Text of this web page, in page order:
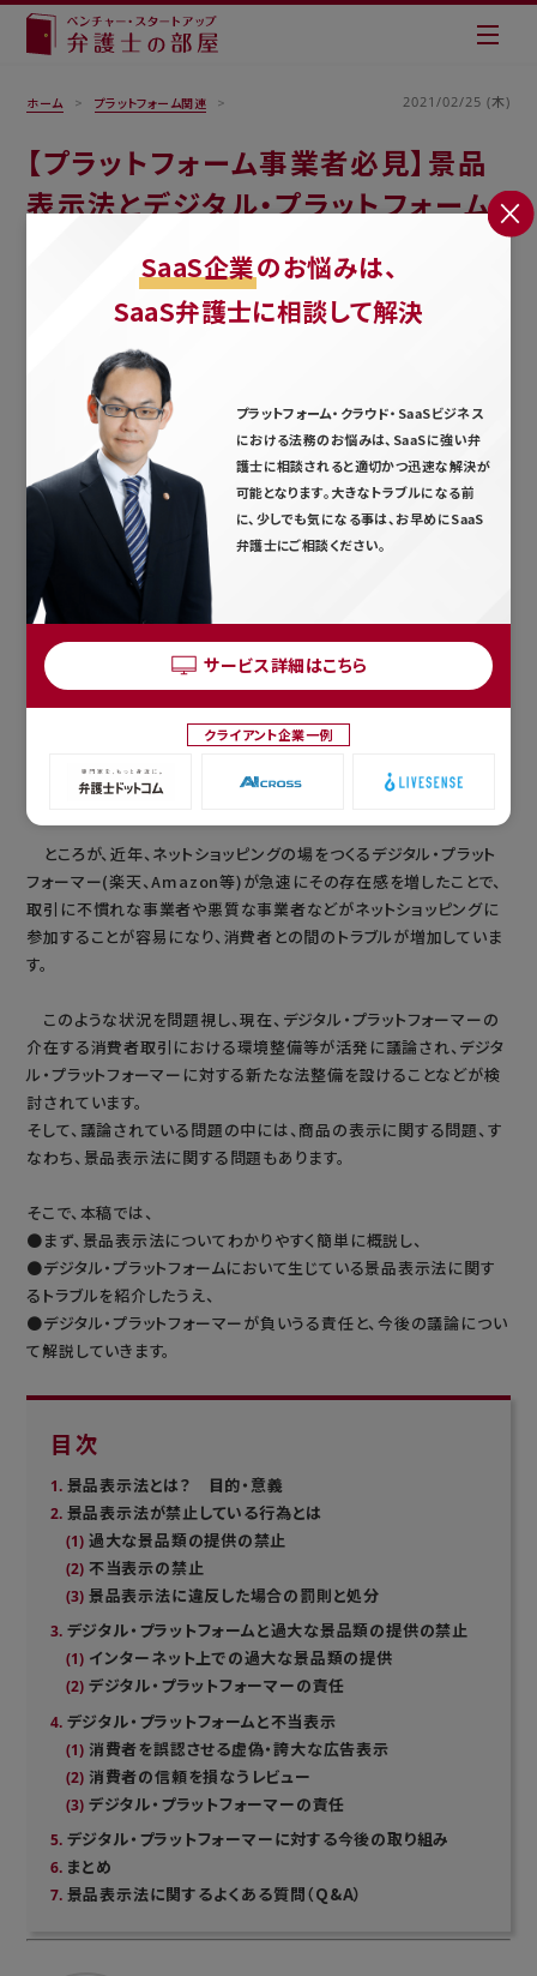
ホーム プラットフォーム関連 2021/02/25 (木)
【プラットフォーム事業者必見】景品
表示法とデジタル・プラットフォーム
従来から、ネット通販、ネットショッピングは、画面上の指示に従っ
てクリックするだけで契約が成立する等、商品選択や注文などをする
うえで消費者が誤認をしやすいという特徴が指摘されていました。そ
のため、公正取引委員会は、これまで、ネットショッピングの表示につ
いてのガイドラインを公表するなど、消費者にとって必要な情報を正
確かつ明瞭に伝えるための活動をしてきました。
ところが、近年、ネットショッピングの場をつくるデジタル・プラット
フォーマー(楽天、Amazon等)が急速にその存在感を増したことで、
取引に不慣れな事業者や悪質な事業者などがネットショッピングに
参加することが容易になり、消費者との間のトラブルが増加していま
す。
このような状況を問題視し、現在、デジタル・プラットフォーマーの
介在する消費者取引における環境整備等が活発に議論され、デジタ
ル・プラットフォーマーに対する新たな法整備を設けることなどが検
討されています。
そして、議論されている問題の中には、商品の表示に関する問題、す
なわち、景品表示法に関する問題もあります。
そこで、本稿では、
●まず、景品表示法についてわかりやすく簡単に概説し、
●デジタル・プラットフォームにおいて生じている景品表示法に関す
るトラブルを紹介したうえ、
●デジタル・プラットフォーマーが負いうる責任と、今後の議論につい
て解説していきます。
目次
景品表示法とは？ 目的・意義
景品表示法が禁止している行為とは
過大な景品類の提供の禁止
不当表示の禁止
景品表示法に違反した場合の罰則と処分
デジタル・プラットフォームと過大な景品類の提供の禁止
インターネット上での過大な景品類の提供
デジタル・プラットフォーマーの責任
デジタル・プラットフォームと不当表示
消費者を誤認させる虚偽・誇大な広告表示
消費者の信頼を損なうレビュー
デジタル・プラットフォーマーの責任
デジタル・プラットフォーマーに対する今後の取り組み
まとめ
景品表示法に関するよくある質問（Q&A）
SaaS企業のお悩みは、
SaaS弁護士に相談して解決
プラットフォーム・クラウド・SaaSビジネス
における法務のお悩みは、SaaSに強い弁
護士に相談されると適切かつ迅速な解決が
可能となります。大きなトラブルになる前
に、少しでも気になる事は、お早めにSaaS
弁護士にご相談ください。
サービス詳細はこちら
クライアント企業一例